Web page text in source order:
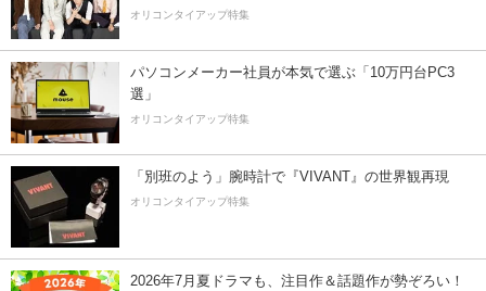
オリコンタイアップ特集
パソコンメーカー社員が本気で選ぶ「10万円台PC3
選」
オリコンタイアップ特集
「別班のよう」腕時計で『VIVANT』の世界観再現
オリコンタイアップ特集
2026年7月夏ドラマも、注目作＆話題作が勢ぞろい！